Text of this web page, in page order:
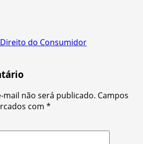
do Consumidor
mail não será publicado. Campos
com *